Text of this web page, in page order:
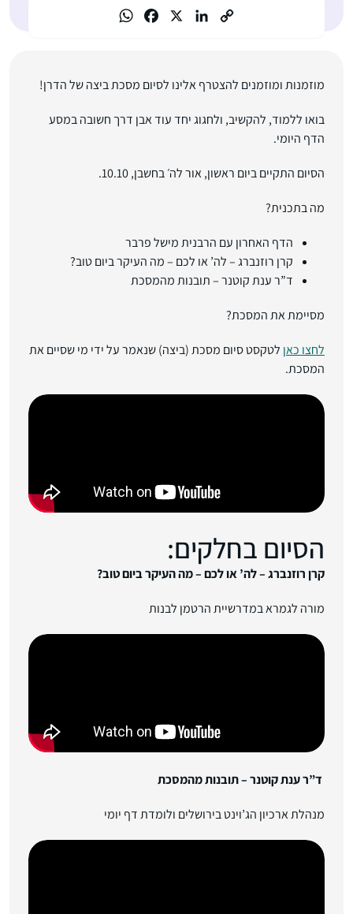
מוזמנות ומוזמנים להצטרף אלינו לסיום מסכת ביצה של הדרן!
בואו ללמוד, להקשיב, ולחגוג יחד עוד אבן דרך חשובה במסע
הדף היומי.
הסיום התקיים ביום ראשון, אור לה׳ בחשבן, 10.10.
מה בתכנית?
הדף האחרון עם הרבנית מישל פרבר
קרן רוזנברג – לה’ או לכם – מה העיקר ביום טוב?
ד”ר ענת קוטנר – תובנות מהמסכת
מסיימת את המסכת?
לחצו כאן לטקסט סיום מסכת (ביצה) שנאמר על ידי מי שסיים את
המסכת.
הסיום בחלקים:
קרן רוזנברג –לה’ או לכם – מה העיקר ביום טוב?
מורה לגמרא במדרשיית הרטמן לבנות
ד”ר ענת קוטנר – תובנות מהמסכת
מנהלת ארכיון הג’וינט בירושלים ולומדת דף יומי